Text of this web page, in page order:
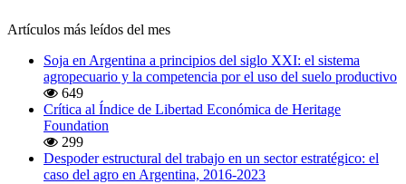
Artículos más leídos del mes
Soja en Argentina a principios del siglo XXI: el sistema
agropecuario y la competencia por el uso del suelo productivo
649
Crítica al Índice de Libertad Económica de Heritage
Foundation
299
Despoder estructural del trabajo en un sector estratégico: el
caso del agro en Argentina, 2016-2023